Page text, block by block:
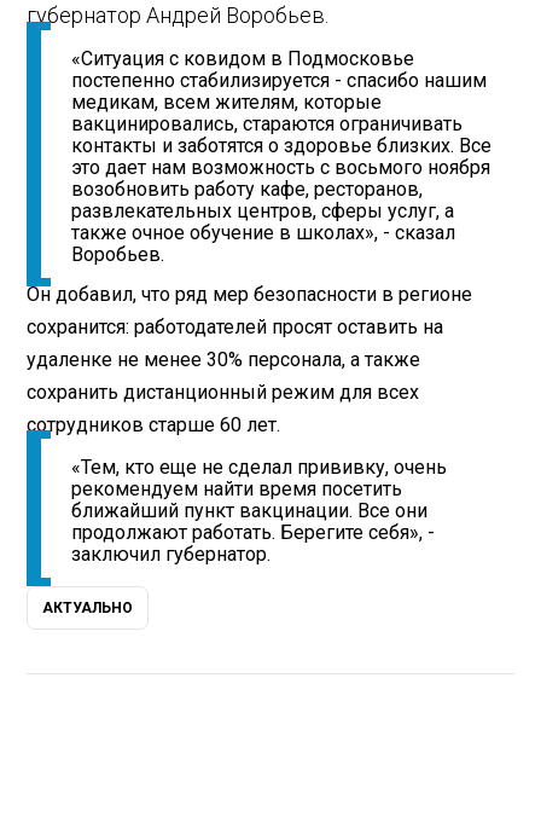
губернатор Андрей Воробьев.
«Ситуация с ковидом в Подмосковье
постепенно стабилизируется - спасибо нашим
медикам, всем жителям, которые
вакцинировались, стараются ограничивать
контакты и заботятся о здоровье близких. Все
это дает нам возможность с восьмого ноября
возобновить работу кафе, ресторанов,
развлекательных центров, сферы услуг, а
также очное обучение в школах», - сказал
Воробьев.
Он добавил, что ряд мер безопасности в регионе
сохранится: работодателей просят оставить на
удаленке не менее 30% персонала, а также
сохранить дистанционный режим для всех
сотрудников старше 60 лет.
«Тем, кто еще не сделал прививку, очень
рекомендуем найти время посетить
ближайший пункт вакцинации. Все они
продолжают работать. Берегите себя», -
заключил губернатор.
АКТУАЛЬНО